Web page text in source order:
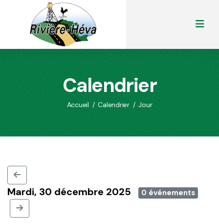
Calendrier
Accueil / Calendrier / Jour
Mardi, 30 décembre 2025 0 événements